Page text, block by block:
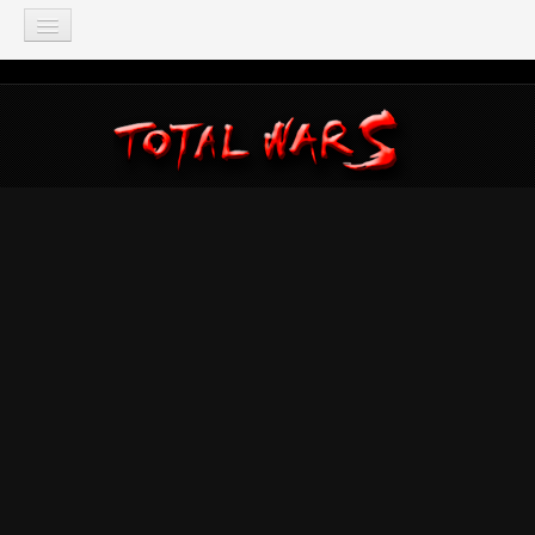
TOTAL WAR
Total War: Three Kingdoms
Total War: Warhammer